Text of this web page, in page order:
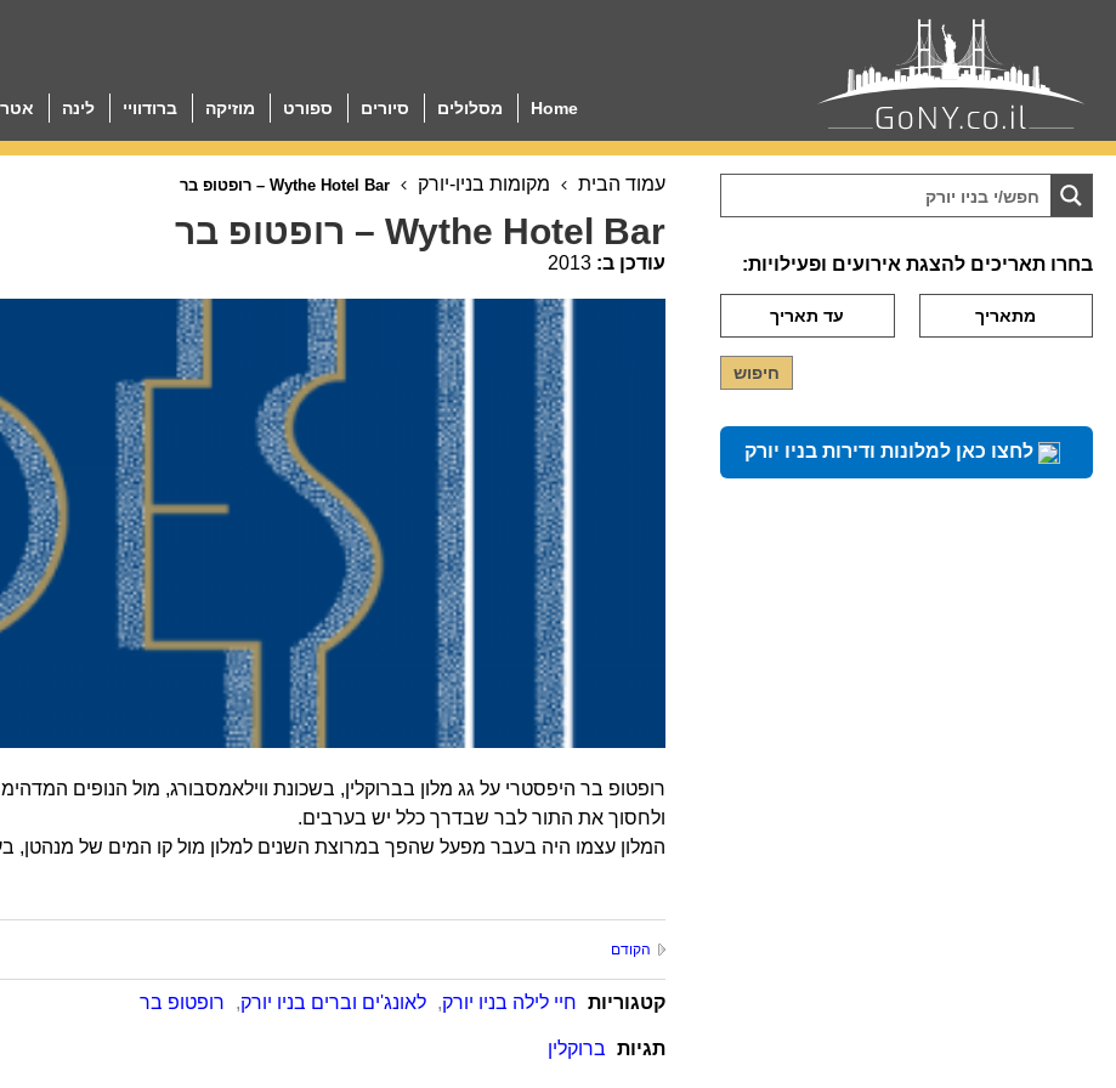
Home מסלולים סיורים ספורט מוזיקה ברודוויי לינה
עמוד הבית מקומות בניו-יורק
Wythe Hotel Bar – רופטופ בר
עודכן ב: 2013
רופטופ בר היפסטרי על גג מלון בברוקלין, בשכונת ווילאמסבורג, מול הנופים
ולחסוך את התור לבר שבדרך כלל יש בערבים.
המלון עצמו היה בעבר מפעל שהפך במרוצת השנים למלון מול קו המים של מנהטן, בעל 70
הקודם
קטגוריות חיי לילה בניו יורק, לאונג'ים וברים בניו יורק, רופטופ בר
תגיות ברוקלין
בחרו תאריכים להצגת אירועים ופעילויות:
לחצו כאן למלונות ודירות בניו יורק